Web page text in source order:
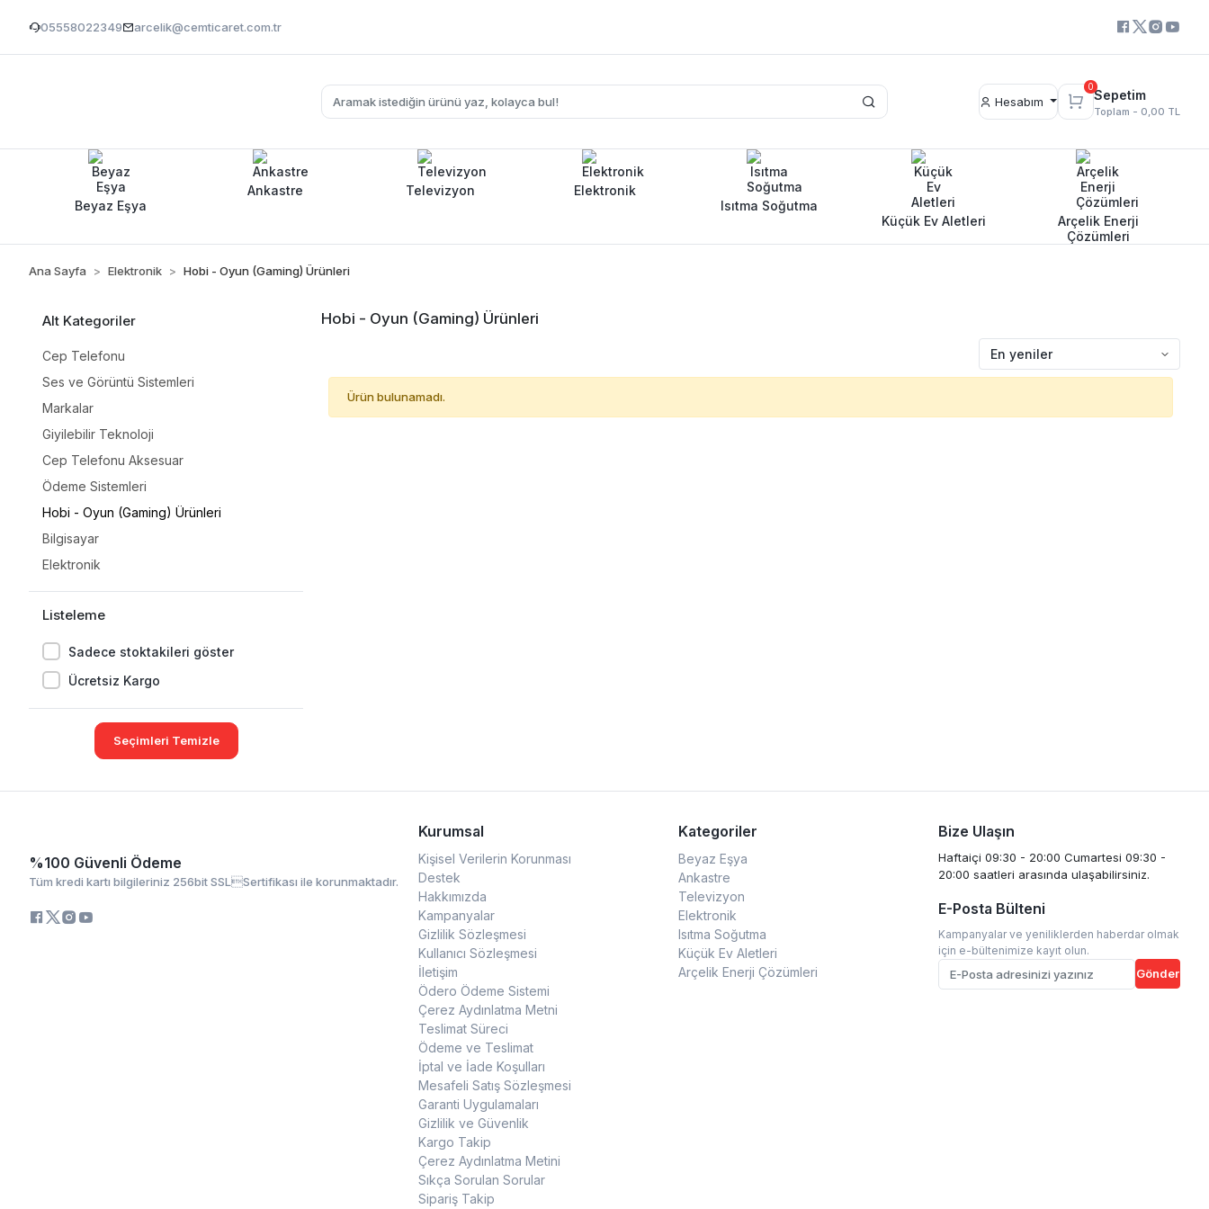
05558022349 arcelik@cemticaret.com.tr
Hesabım
0
Sepetim
Toplam - 0,00 TL
Beyaz Eşya
Ankastre Televizyon
Elektronik
Isıtma Soğutma
Küçük Ev Aletleri
Arçelik Enerji
Çözümleri
Ana Sayfa Elektronik Hobi - Oyun (Gaming) Ürünleri
Alt Kategoriler
Cep Telefonu
Ses ve Görüntü Sistemleri
Markalar
Giyilebilir Teknoloji
Cep Telefonu Aksesuar
Ödeme Sistemleri
Hobi - Oyun (Gaming) Ürünleri
Bilgisayar
Elektronik
Listeleme
Sadece stoktakileri göster
Ücretsiz Kargo
Seçimleri Temizle
Hobi - Oyun (Gaming) Ürünleri
Ürün bulunamadı.
%100 Güvenli Ödeme
Tüm kredi kartı bilgileriniz 256bit SSLSertifikası ile korunmaktadır.
Kurumsal
Kişisel Verilerin Korunması
Destek
Hakkımızda
Kampanyalar
Gizlilik Sözleşmesi
Kullanıcı Sözleşmesi
İletişim
Ödero Ödeme Sistemi
Çerez Aydınlatma Metni
Teslimat Süreci
Ödeme ve Teslimat
İptal ve İade Koşulları
Mesafeli Satış Sözleşmesi
Garanti Uygulamaları
Gizlilik ve Güvenlik
Kargo Takip
Çerez Aydınlatma Metini
Sıkça Sorulan Sorular
Sipariş Takip
Kategoriler
Beyaz Eşya
Ankastre
Televizyon
Elektronik
Isıtma Soğutma
Küçük Ev Aletleri
Arçelik Enerji Çözümleri
Bize Ulaşın
Haftaiçi 09:30 - 20:00 Cumartesi 09:30 -
20:00 saatleri arasında ulaşabilirsiniz.
E-Posta Bülteni
Kampanyalar ve yeniliklerden haberdar olmak
için e-bültenimize kayıt olun.
Gönder